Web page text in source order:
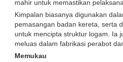
mahir untuk memastikan
Kimpalan biasanya digunakan
pemasangan badan kereta, serta
untuk mencipta struktur logam. Ia
meluas dalam fabrikasi perabot
Memukau